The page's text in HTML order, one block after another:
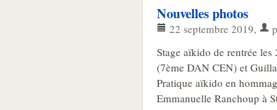
Nouvelles photos
22 septembre 2019,
Stage aïkido de rentrée
(7ème DAN CEN) et
Pratique aïkido en
Emmanuelle Ranchoup à